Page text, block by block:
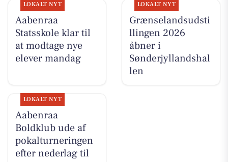
LOKALT NYT
Aabenraa
Statsskole klar til
at modtage nye
elever mandag
LOKALT NYT
Grænselandsudsti
llingen 2026
åbner i
Sønderjyllandshal
len
LOKALT NYT
Aabenraa
Boldklub ude af
pokalturneringen
efter nederlag til